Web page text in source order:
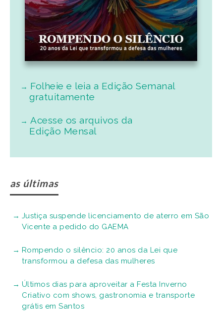
Folheie e leia a Edição Semanal
gratuitamente
Acesse os arquivos da
Edição Mensal
as últimas
Justiça suspende licenciamento de aterro em São
Vicente a pedido do GAEMA
Rompendo o silêncio: 20 anos da Lei que
transformou a defesa das mulheres
Últimos dias para aproveitar a Festa Inverno
Criativo com shows, gastronomia e transporte
grátis em Santos